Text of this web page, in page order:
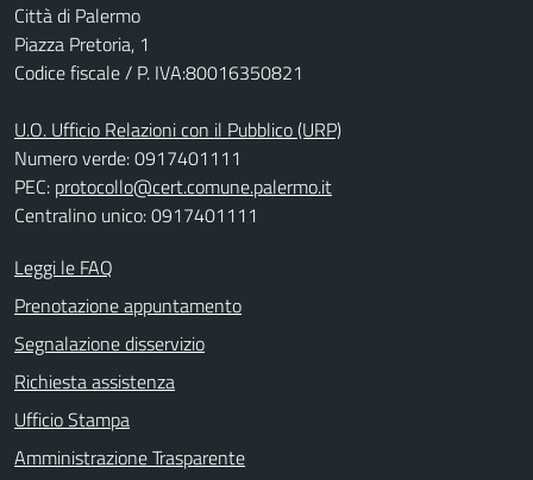
Città di Palermo
Piazza Pretoria, 1
Codice fiscale / P. IVA:80016350821
U.O. Ufficio Relazioni con il Pubblico (URP)
Numero verde: 0917401111
PEC: protocollo@cert.comune.palermo.it
Centralino unico: 0917401111
Leggi le FAQ
Prenotazione appuntamento
Segnalazione disservizio
Richiesta assistenza
Ufficio Stampa
Amministrazione Trasparente